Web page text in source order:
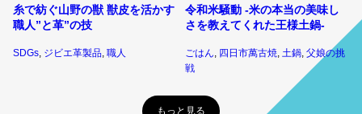
糸で紡ぐ山野の獣 獣皮を活かす
職人”と革”の技
SDGs ジビエ革製品 職人
令和米騒動 ‐米の本当の美味し
さを教えてくれた王様土鍋-
ごはん 四日市萬古焼 土鍋 父娘の挑
戦
もっと見る